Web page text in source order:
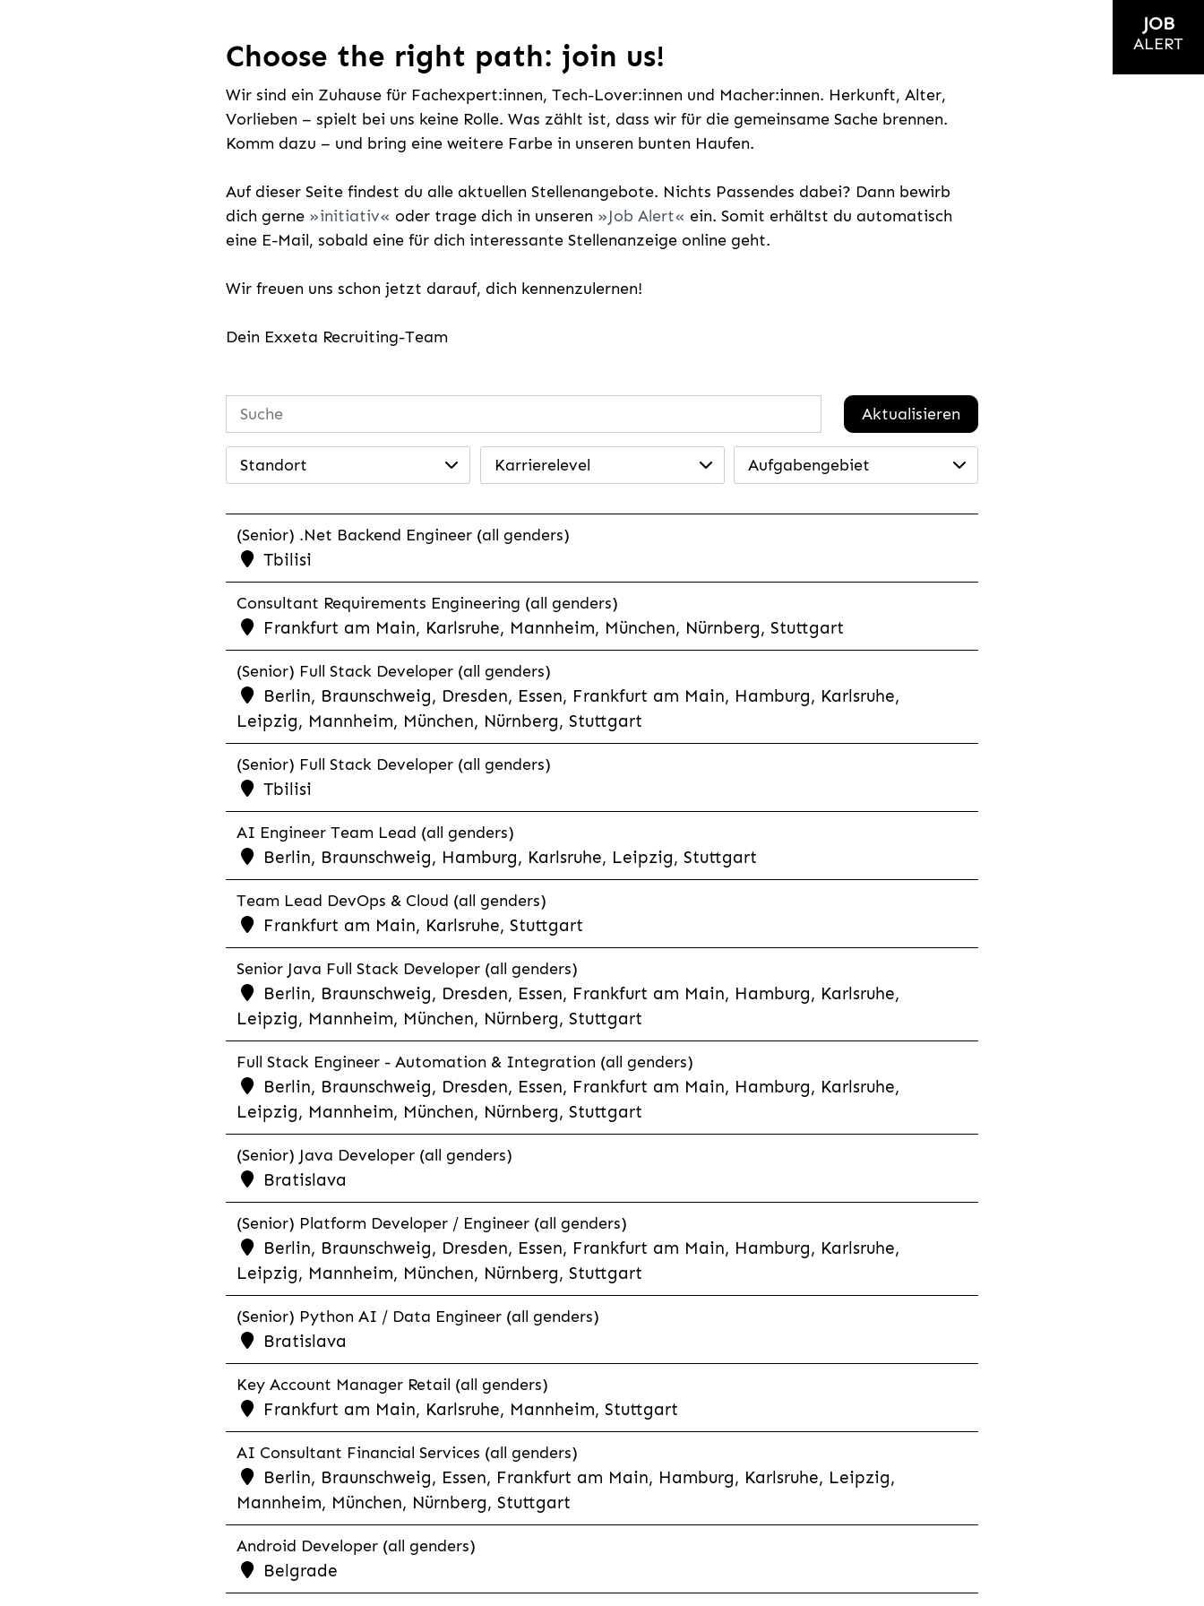
Choose the right path: join us!
Wir sind ein Zuhause für Fachexpert:innen, Tech-Lover:innen und Macher:innen. Herkunft, Alter,
Vorlieben – spielt bei uns keine Rolle. Was zählt ist, dass wir für die gemeinsame Sache brennen.
Komm dazu – und bring eine weitere Farbe in unseren bunten Haufen.
Auf dieser Seite findest du alle aktuellen Stellenangebote. Nichts Passendes dabei? Dann bewirb
dich gerne
initiativ oder trage dich in unseren Job Alert
ein. Somit erhältst du automatisch
eine E-Mail, sobald eine für dich interessante Stellenanzeige online geht.
Wir freuen uns schon jetzt darauf, dich kennenzulernen!
Dein Exxeta Recruiting-Team
Aktualisieren
Standort Karrierelevel Aufgabengebiet
(Senior) .Net Backend Engineer (all genders)
Tbilisi
Consultant Requirements Engineering (all genders)
Frankfurt am Main, Karlsruhe, Mannheim, München, Nürnberg, Stuttgart
(Senior) Full Stack Developer (all genders)
Berlin, Braunschweig, Dresden, Essen, Frankfurt am Main, Hamburg, Karlsruhe,
Leipzig, Mannheim, München, Nürnberg, Stuttgart
(Senior) Full Stack Developer (all genders)
Tbilisi
AI Engineer Team Lead (all genders)
Berlin, Braunschweig, Hamburg, Karlsruhe, Leipzig, Stuttgart
Team Lead DevOps & Cloud (all genders)
Frankfurt am Main, Karlsruhe, Stuttgart
Senior Java Full Stack Developer (all genders)
Berlin, Braunschweig, Dresden, Essen, Frankfurt am Main, Hamburg, Karlsruhe,
Leipzig, Mannheim, München, Nürnberg, Stuttgart
Full Stack Engineer - Automation & Integration (all genders)
Berlin, Braunschweig, Dresden, Essen, Frankfurt am Main, Hamburg, Karlsruhe,
Leipzig, Mannheim, München, Nürnberg, Stuttgart
(Senior) Java Developer (all genders)
Bratislava
(Senior) Platform Developer / Engineer (all genders)
Berlin, Braunschweig, Dresden, Essen, Frankfurt am Main, Hamburg, Karlsruhe,
Leipzig, Mannheim, München, Nürnberg, Stuttgart
(Senior) Python AI / Data Engineer (all genders)
Bratislava
Key Account Manager Retail (all genders)
Frankfurt am Main, Karlsruhe, Mannheim, Stuttgart
AI Consultant Financial Services (all genders)
Berlin, Braunschweig, Essen, Frankfurt am Main, Hamburg, Karlsruhe, Leipzig,
Mannheim, München, Nürnberg, Stuttgart
Android Developer (all genders)
Belgrade
JOB
ALERT